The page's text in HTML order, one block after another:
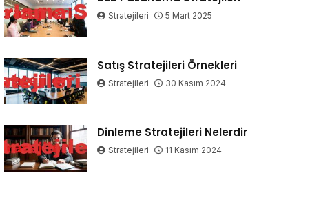
Stratejileri 5 Mart 2025
Satış Stratejileri Örnekleri
Stratejileri 30 Kasım 2024
Dinleme Stratejileri Nelerdir
Stratejileri 11 Kasım 2024